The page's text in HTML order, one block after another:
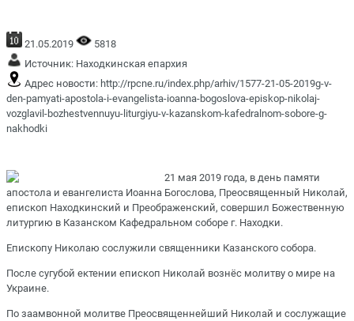
21.05.2019
5818
Источник: Находкинская епархия
Адрес новости: http://rpcne.ru/index.php/arhiv/1577-21-05-2019g-v-
den-pamyati-apostola-i-evangelista-ioanna-bogoslova-episkop-nikolaj-
vozglavil-bozhestvennuyu-liturgiyu-v-kazanskom-kafedralnom-sobore-g-
nakhodki
21 мая 2019 года, в день памяти
апостола и евангелиста Иоанна Богослова, Преосвященный Николай,
епископ Находкинский и Преображенский, совершил Божественную
литургию в Казанском Кафедральном соборе г. Находки.
Епископу Николаю сослужили священники Казанского собора.
После сугубой ектении епископ Николай вознёс молитву о мире на
Украине.
По заамвонной молитве Преосвященнейший Николай и сослужащие